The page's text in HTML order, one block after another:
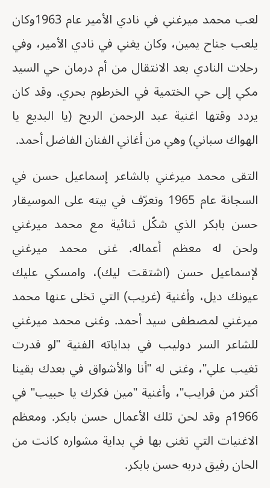
لعب محمد ميرغني في نادي الأمير عام 1963وكان
يلعب جناح يمين، وكان يغني في نادي الأمير، وفي
رحلات النادي بعد الانتقال من أم درمان حي السيد
مكي إلى حي الختمية في الخرطوم بحري. وقد كان
يردد وقتها اغنية عبد الرحمن الريح (يا البديع يا
الهواك سباني) وهي من أغاني الفنان الفاضل أحمد.
التقى محمد ميرغني بالشاعر إسماعيل حسن في
السجانة عام 1965 وتعرّف في بيته على الموسيقار
حسن بابكر الذي شكّل ثنائية مع محمد ميرغني
ولحن له معظم أعماله. غنى محمد ميرغني
لإسماعيل حسن (اشتقت ليك)، وامسكي عليك
عيونك ديل، وأغنية (غريب) التي تخلى عنها محمد
ميرغني لمصطفى سيد أحمد. وغنى محمد ميرغني
للشاعر السر دوليب في بداياته الفنية "لو قدرت
تغيب علي"، وغنى له "أنا والأشواق في بعدك بقينا
أكتر من قرايب"، وأغنية "مين فكرك يا حبيب" في
1966م وقد لحن تلك الأعمال حسن بابكر. ومعظم
الاغنيات التي تغنى بها في بداية مشواره كانت من
الحان رفيق دربه حسن بابكر.